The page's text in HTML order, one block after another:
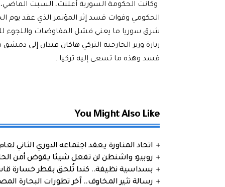
وكانت الحكومة السورية أعلنت، السبت الماضي،
الحكومي وقوات قسد إثر المؤتمر الذي عقد
شرق سوريا ما يعني فشل المفاوضات واللجوء
زيارة وزير الخارجية التركي هاكان فيدان إلى
قسد وهذه ما تسعى إليه تركيا .
You Might Also Like
اتحاد المناورة يعقد اجتماعه الدوري الثاني لعام
روبيو: واشنطن لن تفعل شيئا يقوض أمن
بسداسية نظيفة.. كندا تُلحق بقطر خسارة
رسالة تثير المخاوف.. آخر تطورات البحارة